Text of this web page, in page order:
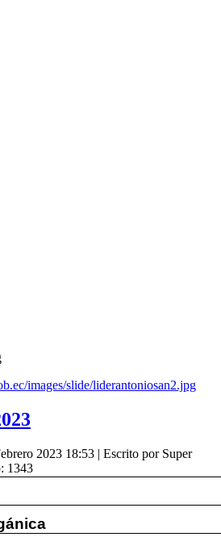
images/slide/liderantoniosan2.jpg
2023 18:53 | Escrito por Super
1343